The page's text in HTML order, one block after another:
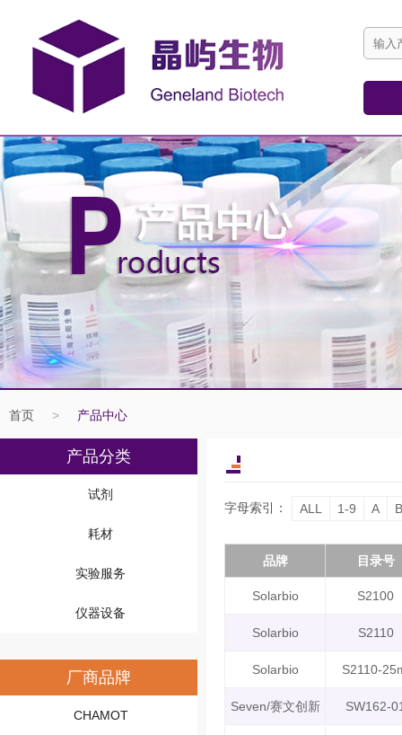
首页 > 产品中心
产品分类
试剂
耗材
实验服务
仪器设备
厂商品牌
CHAMOT
字母索引： ALL 1-9 A B
品牌 目录号
Solarbio S2100
Solarbio S2110
Solarbio S2110-
Seven/赛文创新 SW162-